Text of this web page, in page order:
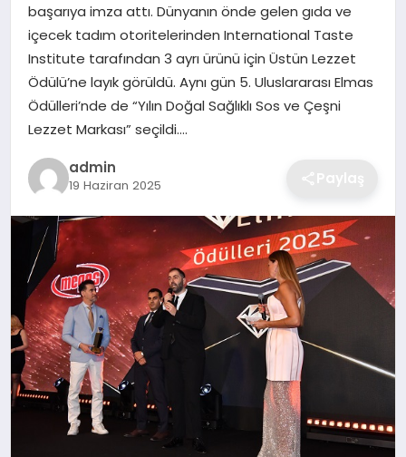
EKONOMI
MAGAZIN
OTOMOBIL
TEKNOLOJI
başarıya imza attı. Dünyanın önde gelen gıda ve
içecek tadım otoritelerinden International Taste
Institute tarafından 3 ayrı ürünü için Üstün Lezzet
Ödülü’ne layık görüldü. Aynı gün 5. Uluslararası Elmas
Ödülleri’nde de “Yılın Doğal Sağlıklı Sos ve Çeşni
Lezzet Markası” seçildi….
admin
19 Haziran 2025